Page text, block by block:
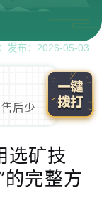
发布：2026-05-03
后少
选矿技
的完整方